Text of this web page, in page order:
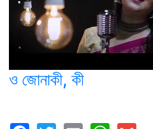
ও জোনাকী, কী